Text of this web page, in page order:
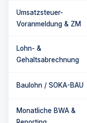
Umsatzsteuer-
Voranmeldung & ZM
Lohn- &
Gehaltsabrechnung
Baulohn / SOKA-BAU
Monatliche BWA &